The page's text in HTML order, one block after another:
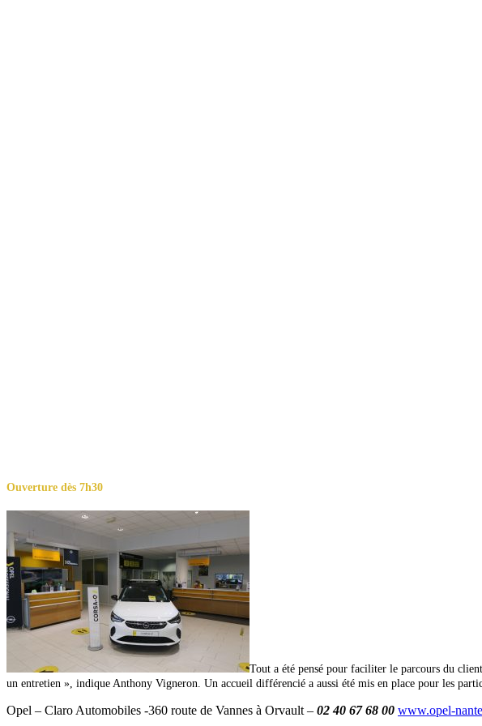
Ouverture dès 7h30
Tout a été pensé pour faciliter le parcours du
un entretien », indique Anthony Vigneron. Un accueil différencié a aussi été mis en place pour les
Opel – Claro Automobiles -360 route de Vannes à Orvault – 02 40 67 68 00 www.opel-